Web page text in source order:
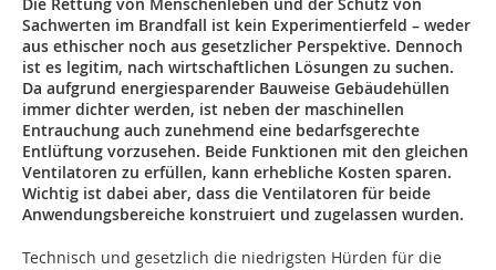
Die Rettung von Menschenleben und der Schutz von
Sachwerten im Brandfall ist kein Experimentierfeld – weder
aus ethischer noch aus gesetzlicher Perspektive. Dennoch
ist es legitim, nach wirtschaftlichen Lösungen zu suchen.
Da aufgrund energiesparender Bauweise Gebäudehüllen
immer dichter werden, ist neben der maschinellen
Entrauchung auch zunehmend eine bedarfsgerechte
Entlüftung vorzusehen. Beide Funktionen mit den gleichen
Ventilatoren zu erfüllen, kann erhebliche Kosten sparen.
Wichtig ist dabei aber, dass die Ventilatoren für beide
Anwendungsbereiche konstruiert und zugelassen wurden.
Technisch und gesetzlich die niedrigsten Hürden für die